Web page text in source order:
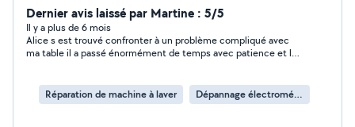
Dernier avis laissé par Martine : 5/5
Il y a plus de 6 mois
Alice s est trouvé confronter à un problème compliqué avec
ma table il a passé énormément de temps avec patience et le
Réparation de machine à laver
Dépannage électroménager